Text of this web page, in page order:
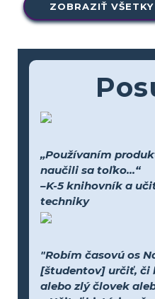
ZOBRAZIŤ
„Používaním
naučili sa toľko...“
–K-5 knihovník a
techniky
"Robím časovú os
[študentov] určiť, či
alebo zlý človek